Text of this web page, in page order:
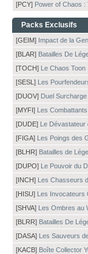
[PCY] Power of Chaos :
Packs Exclusifs
[GEIM] Impact de la
[BLAR] Batailles De
[TOCH] Le Chaos Toon
[SESL] Les
[DUOV] Duel Surcharge
[MYFI] Les
[DUDE] Le Dévastateur
[FIGA] Les Poings des
[BLHR] Batailles de
[DUPO] Le Pouvoir du
[INCH] Les Chasseurs
[HISU] Les Invocateurs
[SHVA] Les Ombres au
[BLRR] Batailles De
[DASA] Les Sauveurs
[KACB] Boîte Collector